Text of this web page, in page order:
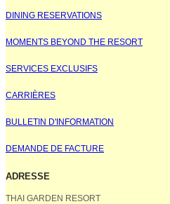
DINING RESERVATIONS
MOMENTS BEYOND THE RESORT
SERVICES EXCLUSIFS
CARRIÈRES
BULLETIN D'INFORMATION
DEMANDE DE FACTURE
ADRESSE
THAI GARDEN RESORT